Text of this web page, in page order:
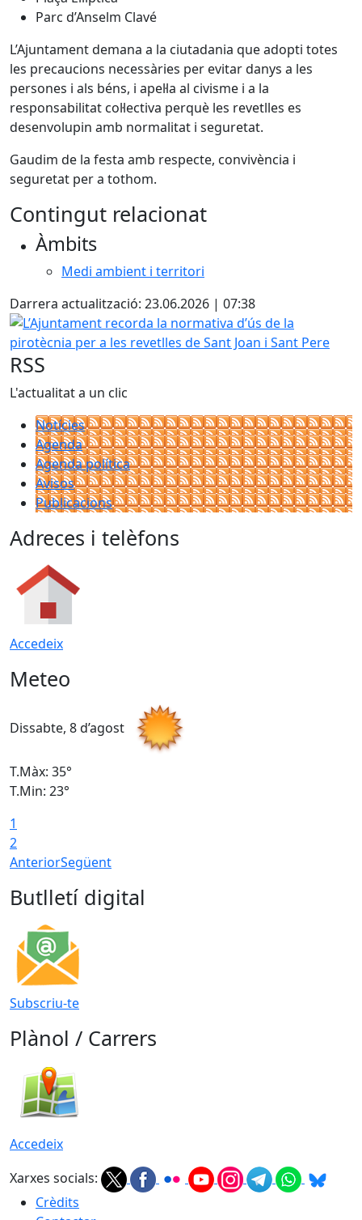
Parc d’Anselm Clavé
L’Ajuntament demana a la ciutadania que adopti totes
les precaucions necessàries per evitar danys a les
persones i als béns, i apel·la al civisme i a la
responsabilitat col·lectiva perquè les revetlles es
desenvolupin amb normalitat i seguretat.
Gaudim de la festa amb respecte, convivència i
seguretat per a tothom.
Contingut relacionat
Àmbits
Medi ambient i territori
Darrera actualització: 23.06.2026 | 07:38
L’Ajuntament recorda la normativa d’ús de la pirotècnia
RSS
L'actualitat a un clic
Notícies
Agenda
Agenda política
Avisos
Publicacions
Adreces i telèfons
Accedeix
Meteo
Dissabte, 8 d’agost
T.Màx: 35°
T.Min: 23°
1
2
AnteriorSegüent
Butlletí digital
Subscriu-te
Plànol / Carrers
Accedeix
Xarxes socials:
Crèdits